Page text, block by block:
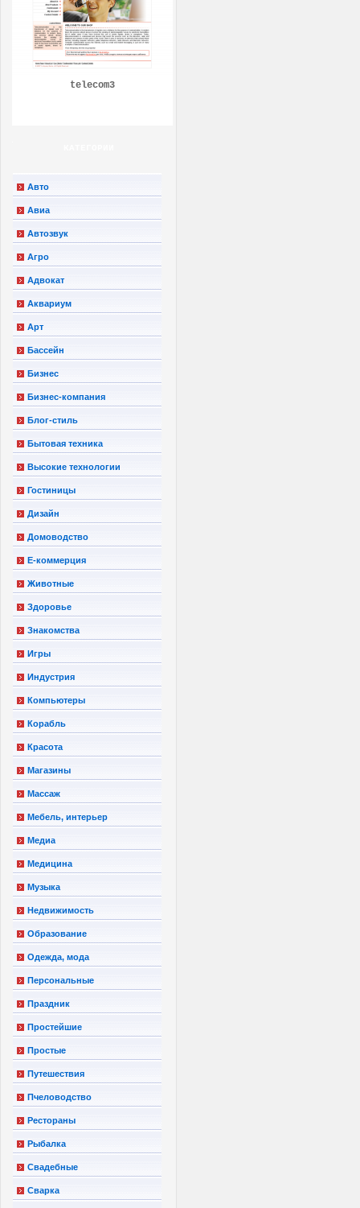
telecom3
Авто
Авиа
Автозвук
Агро
Адвокат
Аквариум
Арт
Бассейн
Бизнес
Бизнес-компания
Блог-стиль
Бытовая техника
Высокие технологии
Гостиницы
Дизайн
Домоводство
Е-коммерция
Животные
Здоровье
Знакомства
Игры
Индустрия
Компьютеры
Корабль
Красота
Магазины
Массаж
Мебель, интерьер
Медиа
Медицина
Музыка
Недвижимость
Образование
Одежда, мода
Персональные
Праздник
Простейшие
Простые
Путешествия
Пчеловодство
Рестораны
Рыбалка
Свадебные
Сварка